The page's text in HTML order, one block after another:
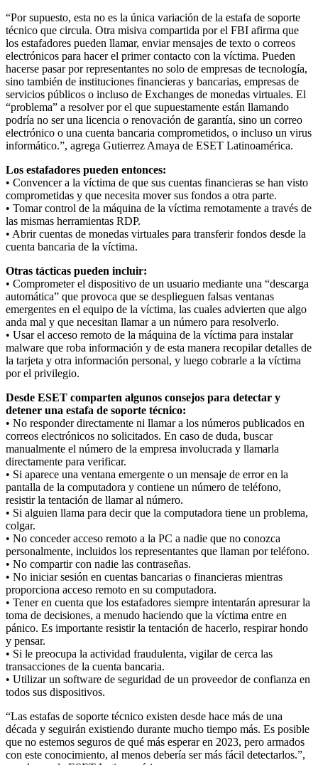
“Por supuesto, esta no es la única variación de la estafa de soporte
técnico que circula. Otra misiva compartida por el FBI afirma que
los estafadores pueden llamar, enviar mensajes de texto o correos
electrónicos para hacer el primer contacto con la víctima. Pueden
hacerse pasar por representantes no solo de empresas de tecnología,
sino también de instituciones financieras y bancarias, empresas de
servicios públicos o incluso de Exchanges de monedas virtuales. El
“problema” a resolver por el que supuestamente están llamando
podría no ser una licencia o renovación de garantía, sino un correo
electrónico o una cuenta bancaria comprometidos, o incluso un virus
informático.”, agrega Gutierrez Amaya de ESET Latinoamérica.
Los estafadores pueden entonces:
• Convencer a la víctima de que sus cuentas financieras se han visto
comprometidas y que necesita mover sus fondos a otra parte.
• Tomar control de la máquina de la víctima remotamente a través de
las mismas herramientas RDP.
• Abrir cuentas de monedas virtuales para transferir fondos desde la
cuenta bancaria de la víctima.
Otras tácticas pueden incluir:
• Comprometer el dispositivo de un usuario mediante una “descarga
automática” que provoca que se desplieguen falsas ventanas
emergentes en el equipo de la víctima, las cuales advierten que algo
anda mal y que necesitan llamar a un número para resolverlo.
• Usar el acceso remoto de la máquina de la víctima para instalar
malware que roba información y de esta manera recopilar detalles de
la tarjeta y otra información personal, y luego cobrarle a la víctima
por el privilegio.
Desde ESET comparten algunos consejos para detectar y
detener una estafa de soporte técnico:
• No responder directamente ni llamar a los números publicados en
correos electrónicos no solicitados. En caso de duda, buscar
manualmente el número de la empresa involucrada y llamarla
directamente para verificar.
• Si aparece una ventana emergente o un mensaje de error en la
pantalla de la computadora y contiene un número de teléfono,
resistir la tentación de llamar al número.
• Si alguien llama para decir que la computadora tiene un problema,
colgar.
• No conceder acceso remoto a la PC a nadie que no conozca
personalmente, incluidos los representantes que llaman por teléfono.
• No compartir con nadie las contraseñas.
• No iniciar sesión en cuentas bancarias o financieras mientras
proporciona acceso remoto en su computadora.
• Tener en cuenta que los estafadores siempre intentarán apresurar la
toma de decisiones, a menudo haciendo que la víctima entre en
pánico. Es importante resistir la tentación de hacerlo, respirar hondo
y pensar.
• Si le preocupa la actividad fraudulenta, vigilar de cerca las
transacciones de la cuenta bancaria.
• Utilizar un software de seguridad de un proveedor de confianza en
todos sus dispositivos.
“Las estafas de soporte técnico existen desde hace más de una
década y seguirán existiendo durante mucho tiempo más. Es posible
que no estemos seguros de qué más esperar en 2023, pero armados
con este conocimiento, al menos debería ser más fácil detectarlos.”,